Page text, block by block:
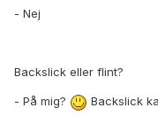
- Nej
Backslick eller flint?
- På mig? Backslick